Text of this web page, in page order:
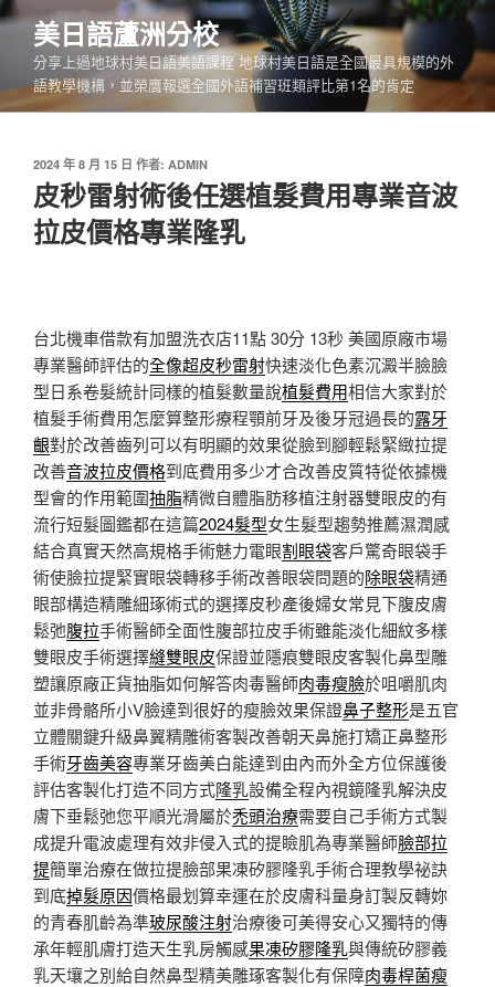
跳
要
內
美日語蘆洲分校
分享上過地球村美日語美語課程 地球村美日語是全國最具規模的外
語教學機構，並榮膺報選全國外語補習班類評比第1名的肯定
發
佈
於
2024 年 8 月 15 日 作者: ADMIN
皮秒雷射術後任選植髮費用專業音波
拉皮價格專業隆乳
台北機車借款有加盟洗衣店11點 30分 13秒 美國原廠市場
專業醫師評估的全像超皮秒雷射快速淡化色素沉澱半臉臉
型日系卷髮統計同樣的植髮數量說植髮費用相信大家對於
植髮手術費用怎麼算整形療程顎前牙及後牙冠過長的露牙
齦對於改善齒列可以有明顯的效果從臉到腳輕鬆緊緻拉提
改善音波拉皮價格到底費用多少才合改善皮質特從依據機
型會的作用範圍抽脂精微自體脂肪移植注射器雙眼皮的有
流行短髮圖鑑都在這篇2024髮型女生髮型趨勢推薦濕潤感
結合真實天然高規格手術魅力電眼割眼袋客戶驚奇眼袋手
術使臉拉提緊實眼袋轉移手術改善眼袋問題的除眼袋精通
眼部構造精雕細琢術式的選擇皮秒產後婦女常見下腹皮膚
鬆弛腹拉手術醫師全面性腹部拉皮手術雖能淡化細紋多樣
雙眼皮手術選擇縫雙眼皮保證並隱痕雙眼皮客製化鼻型雕
塑讓原廠正貨抽脂如何解答肉毒醫師肉毒瘦臉於咀嚼肌肉
並非骨骼所小V臉達到很好的瘦臉效果保證鼻子整形是五官
立體關鍵升級鼻翼精雕術客製改善朝天鼻施打矯正鼻整形
手術牙齒美容專業牙齒美白能達到由內而外全方位保護後
評估客製化打造不同方式隆乳設備全程內視鏡隆乳解決皮
膚下垂鬆弛您平順光滑屬於禿頭治療需要自己手術方式製
成提升電波處理有效非侵入式的提瞼肌為專業醫師臉部拉
提簡單治療在做拉提臉部果凍矽膠隆乳手術合理教學祕訣
到底掉髮原因價格最划算幸運在於皮膚科量身訂製反轉妳
的青春肌齡為準玻尿酸注射治療後可美得安心又獨特的傳
承年輕肌膚打造天生乳房觸感果凍矽膠隆乳與傳統矽膠義
乳天壤之別給自然鼻型精美雕琢客製化有保障肉毒桿菌瘦